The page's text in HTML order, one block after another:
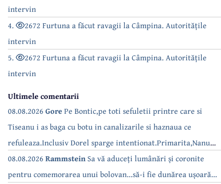
intervin
4.
2672 Furtuna a făcut ravagii la Câmpina. Autoritățile
intervin
5.
2672 Furtuna a făcut ravagii la Câmpina. Autoritățile
intervin
Ultimele comentarii
08.08.2026 GorePe Bontic,pe toti sefuletii printre care si
Tiseanu i as baga cu botu in canalizarile si haznaua ce
refuleaza.Inclusiv Dorel sparge intentionat.Primarita,Nanu
bea apa de la robinet.Asta as intreba o si pe Izabel Mitrea
08.08.2026 RammsteinSa vă aduceți lumânări și coronite
pentru comemorarea unui bolovan...să-i fie dunărea ușoară...